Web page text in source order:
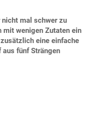
mal schwer zu
mit wenigen Zutaten ein
eine einfache
aus fünf Strängen